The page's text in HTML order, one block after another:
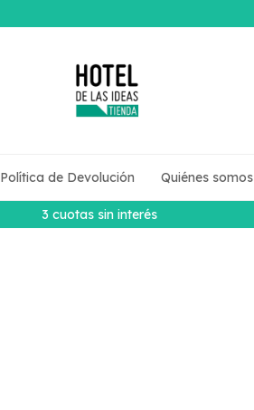
3 cuotas sin interés
Política de Devolución Quiénes somos